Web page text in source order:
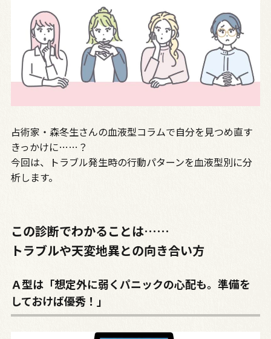
占術家・森冬生さんの血液型コラムで自分を見つめ直す
きっかけに……？
今回は、トラブル発生時の行動パターンを血液型別に分
析します。
この診断でわかることは……
トラブルや天変地異との向き合い方
Ａ型は「想定外に弱くパニックの心配も。準備を
しておけば優秀！」